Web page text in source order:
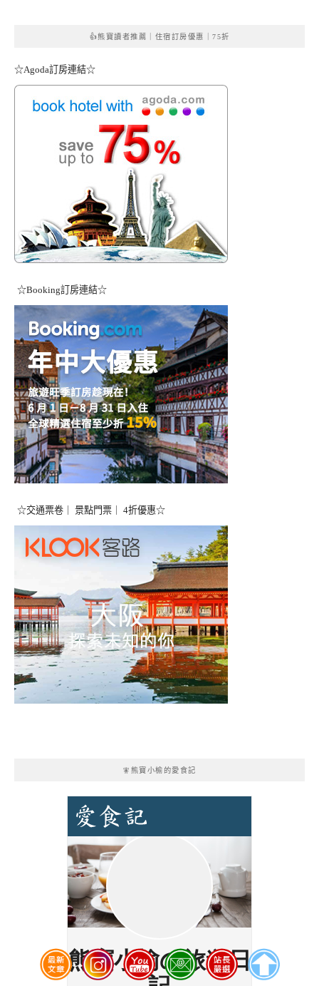
👍熊寶讀者推薦｜住宿訂房優惠｜75折
☆Agoda訂房連結☆
☆Booking訂房連結☆
☆交通票卷｜ 景點門票｜ 4折優惠☆
🧚熊寶小榆的愛食記